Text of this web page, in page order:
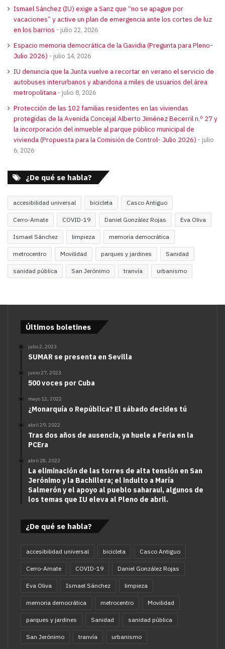
Ismael Sánchez (IU) exige a Sanz que “no se apague por
vacaciones” y active un plan de emergencia ante los cortes de luz
en los barrios
julio 22, 2026
Espacio memoria democrática de la Gavidia (Pregunta para Pleno-
Julio 2026)
julio 14, 2026
IU denuncia que la Junta vuelve a recortar en verano el servicio de
autobuses interurbanos y abandona a miles de usuarios del área
metropolitana
julio 8, 2026
Protección de las 102 familias residentes en las viviendas
protegidas de la Avenida Concejal Alberto Jiménez Becerril n.º 27 y
la incorporación del inmueble al parque público municipal de
vivienda (Propuesta para la Comisión de Control- Julio 2026)
julio
6, 2026
¿De qué se habla?
accesibilidad universal bicicleta Casco Antiguo
Cerro-Amate COVID-19 Daniel González Rojas Eva Oliva
Ismael Sánchez limpieza memoria democrática
metrocentro Movilidad parques y jardines Sanidad
sanidad pública San Jerónimo tranvía urbanismo
Últimos boletines
julio 2, 2023
SUMAR se presenta en Sevilla
junio 27, 2023
500 voces por Cuba
mayo 12, 2022
¿Monarquía o República? El sábado decides tú
abril 29, 2022
Tras dos años de ausencia, ya huele a Feria en la
PCEra
abril 28, 2022
La eliminación de las torres de alta tensión en San
Jerónimo y la Bachillera; el indulto a María
Salmerón y el apoyo al pueblo saharaui, algunos de
los temas que IU eleva al Pleno de abril.
¿De qué se habla?
accesibilidad universal bicicleta Casco Antiguo
Cerro-Amate COVID-19 Daniel González Rojas
Eva Oliva Ismael Sánchez limpieza
memoria democrática metrocentro Movilidad
parques y jardines Sanidad sanidad pública
San Jerónimo tranvía urbanismo